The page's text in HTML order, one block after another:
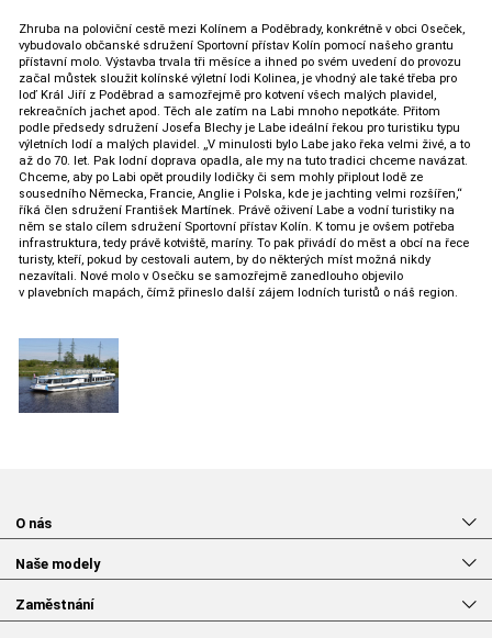
Zhruba na poloviční cestě mezi Kolínem a Poděbrady, konkrétně v obci Oseček,
vybudovalo občanské sdružení Sportovní přístav Kolín pomocí našeho grantu
přístavní molo. Výstavba trvala tři měsíce a ihned po svém uvedení do provozu
začal můstek sloužit kolínské výletní lodi Kolinea, je vhodný ale také třeba pro
loď Král Jiří z Poděbrad a samozřejmě pro kotvení všech malých plavidel,
rekreačních jachet apod. Těch ale zatím na Labi mnoho nepotkáte. Přitom
podle předsedy sdružení Josefa Blechy je Labe ideální řekou pro turistiku typu
výletních lodí a malých plavidel. „V minulosti bylo Labe jako řeka velmi živé, a to
až do 70. let. Pak lodní doprava opadla, ale my na tuto tradici chceme navázat.
Chceme, aby po Labi opět proudily lodičky či sem mohly připlout lodě ze
sousedního Německa, Francie, Anglie i Polska, kde je jachting velmi rozšířen,“
říká člen sdružení František Martínek. Právě oživení Labe a vodní turistiky na
něm se stalo cílem sdružení Sportovní přístav Kolín. K tomu je ovšem potřeba
infrastruktura, tedy právě kotviště, maríny. To pak přivádí do měst a obcí na řece
turisty, kteří, pokud by cestovali autem, by do některých míst možná nikdy
nezavítali. Nové molo v Osečku se samozřejmě zanedlouho objevilo
v plavebních mapách, čímž přineslo další zájem lodních turistů o náš region.
O nás
Naše modely
Zaměstnání